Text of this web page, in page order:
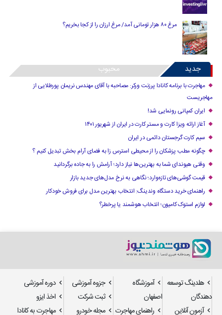
مرغ ۸۰ هزار تومانی آمد/ مرغ ارزان را از کجا بخریم؟
جدید محبوب
مهاجرت با برنامه کانادا پرزنت ورکر: مصاحبه با آقای مهندس نریمان پورطلایی از
مهاجریست
ایران کمپانی رونمایی شد!
آغاز ارائه ویزا کارت و مستر کارت در ایران از شهریور ۱۴۰۱
سیم کارت گرجستان دائمی در ایران
چگونه مطب پزشکان را از محیطی استرس زا به فضای آرام بخش تبدیل کنیم ؟
وقتی هیوندای شما به بهترین‌ها نیاز دارد؛ آرامش را به جاده برگردانید
قیمت گوشی‌های تازه‌وارد؛ نگاهی به نرخ مدل‌های جدید بازار
راهنمای خرید دستگاه وندینگ: انتخاب بهترین مدل برای فروش خودکار
لوازم استوک کامیون؛ انتخاب هوشمند یا پرخطر؟
هلدینگ توسعه
دهندگان
آموزشگاه
اصفهان
جزوه آموزشی
دوره آموزشی
ثبت شرکت
اخذ ایزو
آزمون آنلاین
راهنمای مهاجرت مجله خودرو مهاجرت به کانادا